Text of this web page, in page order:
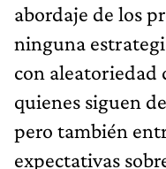
abordaje de los
ninguna
con aleatoriedad
quienes siguen
pero también
expectativas